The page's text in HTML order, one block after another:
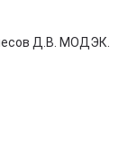
Д.В. МОДЭК.